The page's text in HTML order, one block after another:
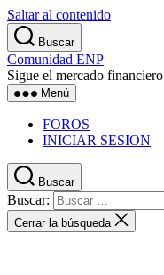
Saltar al contenido
Buscar
Comunidad ENP
Sigue el mercado financiero
Menú
FOROS
INICIAR SESION
Buscar
Buscar:
Cerrar la búsqueda